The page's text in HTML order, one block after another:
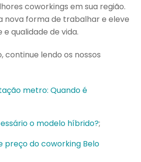
coworkings em sua região.
nova forma de trabalhar e eleve
qualidade de vida.
continue lendo os nossos
metro: Quando é
o modelo híbrido?;
preço do coworking Belo